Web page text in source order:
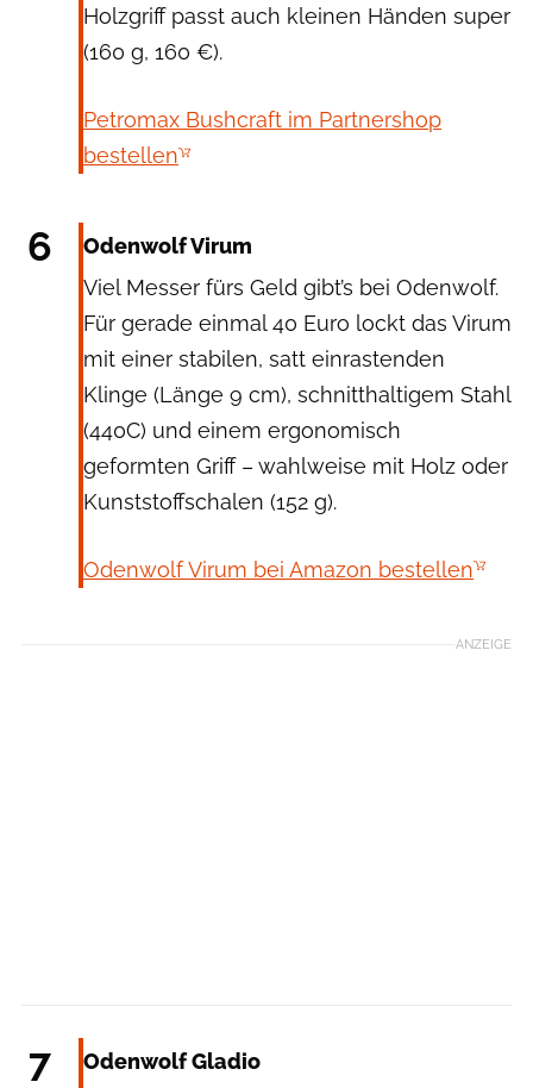
Holzgriff passt auch kleinen Händen super
(160 g, 160 €).
Petromax Bushcraft im Partnershop
bestellen
6
Odenwolf Virum
Viel Messer fürs Geld gibt’s bei Odenwolf.
Für gerade einmal 40 Euro lockt das Virum
mit einer stabilen, satt einrastenden
Klinge (Länge 9 cm), schnitthaltigem Stahl
(440C) und einem ergonomisch
geformten Griff – wahlweise mit Holz oder
Kunststoffschalen (152 g).
Odenwolf Virum bei Amazon bestellen
ANZEIGE
7
Odenwolf Gladio